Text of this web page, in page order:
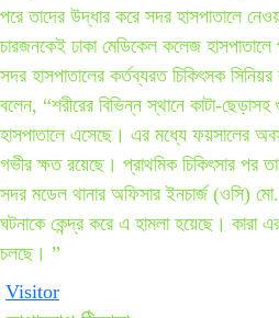
পরে তাদের উদ্ধার করে সদর হাসপাতালে
চারজনকেই ঢাকা মেডিকেল কলেজ হাসপাতালে
সদর হাসপাতালের কর্তব্যরত চিকিৎসক
বলেন, “শরীরের বিভিন্ন স্থানে কাটা-
হাসপাতালে এসেছে। এর মধ্যে ফয়সালের
গভীর ক্ষত রয়েছে। প্রাথমিক চিকিৎসার পর
সদর মডেল থানার অফিসার ইনচার্জ (ওসি)
ঘটনাকে কেন্দ্র করে এ হামলা হয়েছে। কারা
চলছে। ”
Visitor